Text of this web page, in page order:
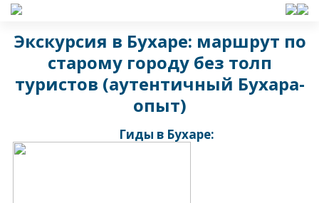
Экскурсия в Бухаре: маршрут по
старому городу без толп
туристов (аутентичный Бухара-
опыт)
Гиды в Бухаре: